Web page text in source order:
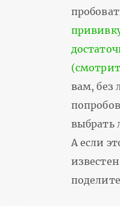
вам, без
выбрать
А если